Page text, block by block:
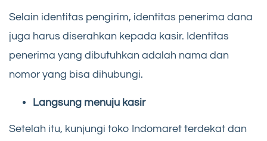
Selain identitas pengirim, identitas penerima dana
juga harus diserahkan kepada kasir. Identitas
penerima yang dibutuhkan adalah nama dan
nomor yang bisa dihubungi.
Langsung menuju kasir
Setelah itu, kunjungi toko Indomaret terdekat dan